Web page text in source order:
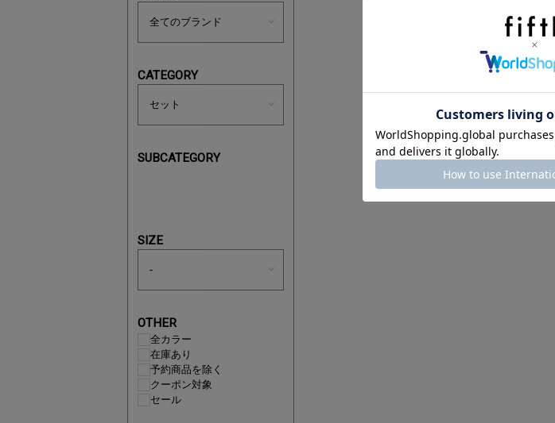
CATEGORY
SUBCATEGORY
SIZE
OTHER
全カラー
在庫あり
予約商品を除く
クーポン対象
セール
買えば買うほどお得! 最大半額クーポン